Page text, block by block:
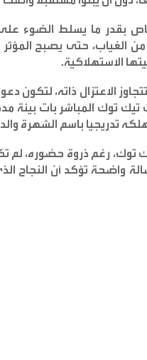
بقدر ما يسلط الضوء
الغياب، حتى يصبح
الاستهلاكية.
الاعتزال ذاته،
بث تيك توك المباشر بات
تدريجيا باسم الشهرة
توك، رغم ذروة حضوره، لم
واضحة تؤكد أن النجاح